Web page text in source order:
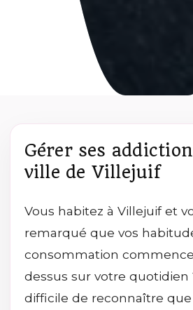
Gérer ses
ville de Villejuif
Vous habitez à Villejuif et
remarqué que vos
consommation
dessus sur votre quotidien
difficile de reconnaître que